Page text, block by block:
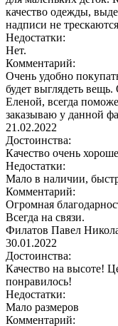
качество одежды,
надписи не
Недостатки:
Нет.
Комментарий:
Очень удобно
будет выглядеть
Еленой, всегда
заказываю у данной
21.02.2022
Достоинства:
Качество очень
Недостатки:
Мало в наличии,
Комментарий:
Огромная
Всегда на связи.
Филатов Павел
30.01.2022
Достоинства:
Качество на высоте!
понравилось!
Недостатки:
Мало размеров
Комментарий: